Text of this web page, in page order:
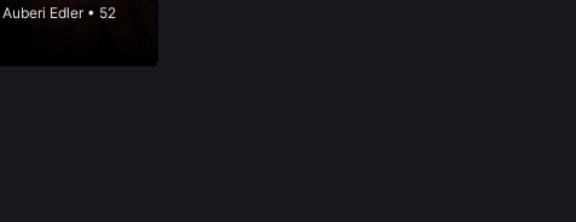
Auberi Edler• 52